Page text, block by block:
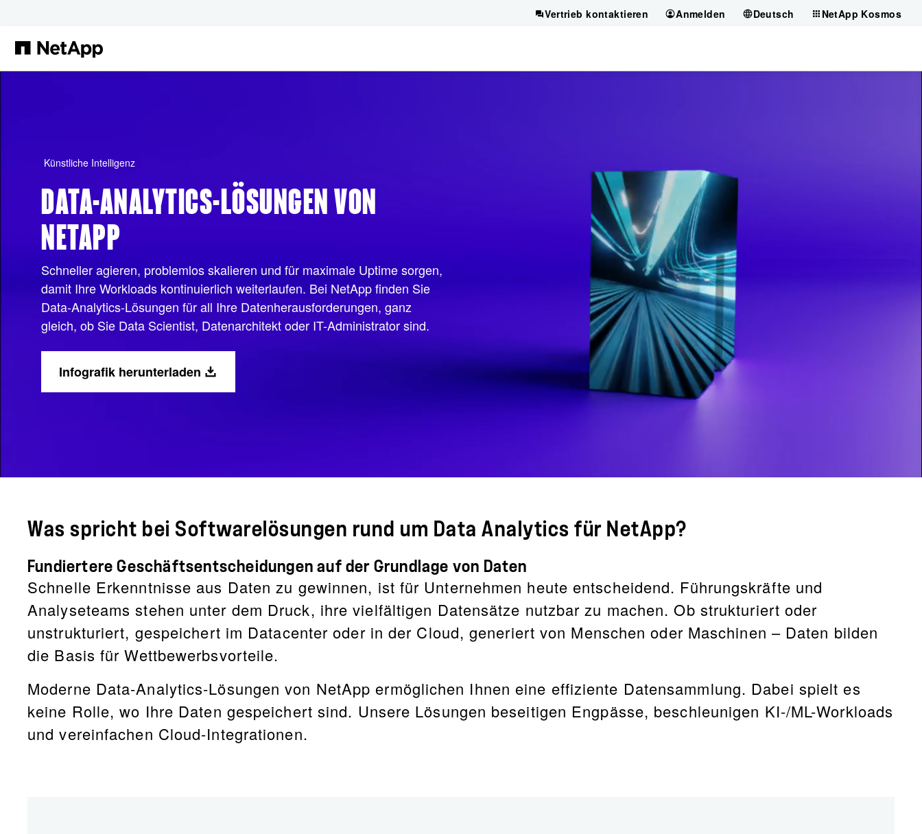
Vertrieb kontaktieren Anmelden Deutsch NetApp Kosmos
Künstliche Intelligenz
DATA-ANALYTICS-LÖSUNGEN VON
NETAPP
Schneller agieren, problemlos skalieren und für maximale Uptime sorgen,
damit Ihre Workloads kontinuierlich weiterlaufen. Bei NetApp finden Sie
Data-Analytics-Lösungen für all Ihre Datenherausforderungen, ganz
gleich, ob Sie Data Scientist, Datenarchitekt oder IT-Administrator sind.
Infografik herunterladen
Was spricht bei Softwarelösungen rund um Data Analytics für NetApp?
Fundiertere Geschäftsentscheidungen auf der Grundlage von Daten
Schnelle Erkenntnisse aus Daten zu gewinnen, ist für Unternehmen heute entscheidend. Führungskräfte und
Analyseteams stehen unter dem Druck, ihre vielfältigen Datensätze nutzbar zu machen. Ob strukturiert oder
unstrukturiert, gespeichert im Datacenter oder in der Cloud, generiert von Menschen oder Maschinen – Daten bilden
die Basis für Wettbewerbsvorteile.
Moderne Data-Analytics-Lösungen von NetApp ermöglichen Ihnen eine effiziente Datensammlung. Dabei spielt es
keine Rolle, wo Ihre Daten gespeichert sind. Unsere Lösungen beseitigen Engpässe, beschleunigen KI-/ML-Workloads
und vereinfachen Cloud-Integrationen.